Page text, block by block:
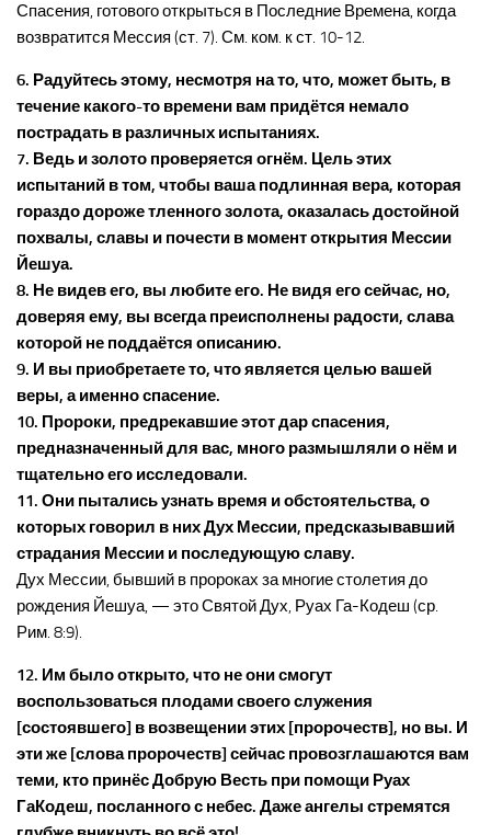
Спасения, готового открыться в Последние Времена, когда
возвратится Мессия (ст. 7). См. ком. к ст. 10-12.
6. Радуйтесь этому, несмотря на то, что, может быть, в
течение какого-то времени вам придётся немало
пострадать в различных испытаниях.
7. Ведь и золото проверяется огнём. Цель этих
испытаний в том, чтобы ваша подлинная вера, которая
гораздо дороже тленного золота, оказалась достойной
похвалы, славы и почести в момент открытия Мессии
Йешуа.
8. Не видев его, вы любите его. Не видя его сейчас, но,
доверяя ему, вы всегда преисполнены радости, слава
которой не поддаётся описанию.
9. И вы приобретаете то, что является целью вашей
веры, а именно спасение.
10. Пророки, предрекавшие этот дар спасения,
предназначенный для вас, много размышляли о нём и
тщательно его исследовали.
11. Они пытались узнать время и обстоятельства, о
которых говорил в них Дух Мессии, предсказывавший
страдания Мессии и последующую славу.
Дух Мессии, бывший в пророках за многие столетия до
рождения Йешуа, — это Святой Дух, Руах Га-Кодеш (ср.
Рим. 8:9).
12. Им было открыто, что не они смогут
воспользоваться плодами своего служения
[состоявшего] в возвещении этих [пророчеств], но вы. И
эти же [слова пророчеств] сейчас провозглашаются вам
теми, кто принёс Добрую Весть при помощи Руах
ГаКодеш, посланного с небес. Даже ангелы стремятся